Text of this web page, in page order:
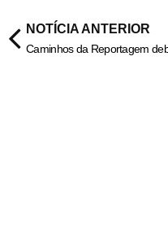
NOTÍCIA ANTERIOR